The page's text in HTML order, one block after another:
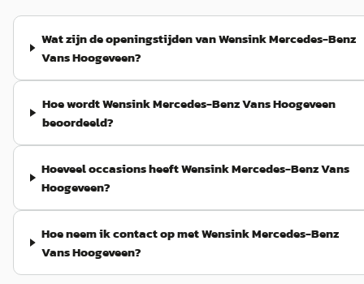
Wat zijn de openingstijden van Wensink Mercedes-Benz
Vans Hoogeveen?
Hoe wordt Wensink Mercedes-Benz Vans Hoogeveen
beoordeeld?
Hoeveel occasions heeft Wensink Mercedes-Benz Vans
Hoogeveen?
Hoe neem ik contact op met Wensink Mercedes-Benz
Vans Hoogeveen?